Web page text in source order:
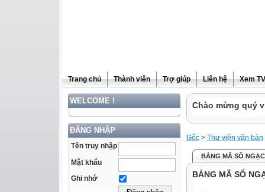
Trang chủ Thành viên Trợ giúp Liên hệ Xem TV
WELCOME !
ĐĂNG NHẬP
Tên truy nhập
Mật khẩu
Ghi nhớ
Chào mừng quý
Gốc > Thư viện văn bản
BẢNG MÃ SỐ
BẢNG MÃ SỐ